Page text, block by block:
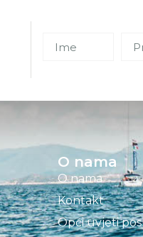
O nama
O nama
Kontakt
Opći uvjeti